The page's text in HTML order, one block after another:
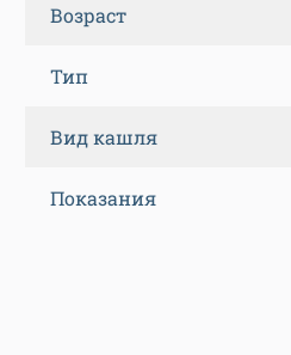
Возраст
Тип
Вид кашля
Показания